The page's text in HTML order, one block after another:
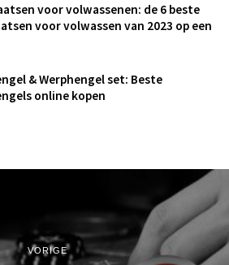
voor volwassenen: de 6 beste
voor volwassen van 2023 op een
& Werphengel set: Beste
online kopen
VORIGE